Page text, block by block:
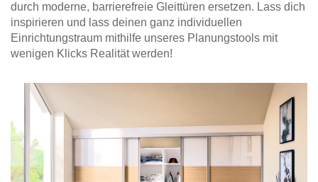
durch moderne, barrierefreie Gleittüren ersetzen. Lass dich
inspirieren und lass deinen ganz individuellen
Einrichtungstraum mithilfe unseres Planungstools mit
wenigen Klicks Realität werden!